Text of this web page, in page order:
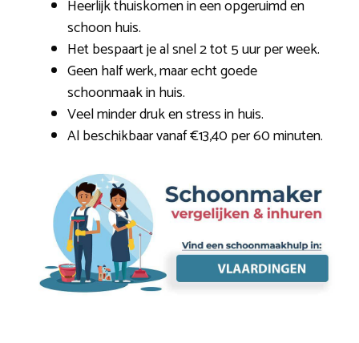
Heerlijk thuiskomen in een opgeruimd en
schoon huis.
Het bespaart je al snel 2 tot 5 uur per week.
Geen half werk, maar echt goede
schoonmaak in huis.
Veel minder druk en stress in huis.
Al beschikbaar vanaf €13,40 per 60 minuten.